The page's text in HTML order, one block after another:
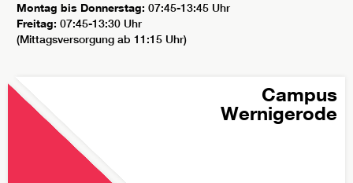
Montag bis Donnerstag: 07:45-13:45 Uhr
Freitag: 07:45-13:30 Uhr
(Mittagsversorgung ab 11:15 Uhr)
Campus
Wernigerode